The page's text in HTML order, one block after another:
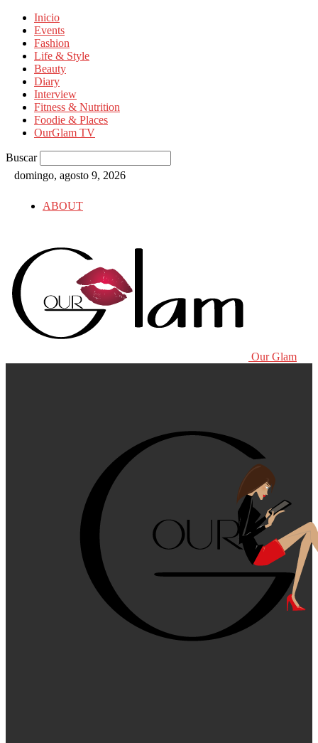
Inicio
Events
Fashion
Life & Style
Beauty
Diary
Interview
Fitness & Nutrition
Foodie & Places
OurGlam TV
Buscar
domingo, agosto 9, 2026
ABOUT
Our Glam